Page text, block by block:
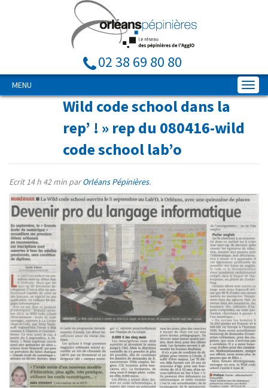
02 38 69 80 80
MENU
Wild code school dans la
rep’ ! » rep du 080416-wild
code school lab’o
Ecrit14 h 42 min parOrléans Pépinières.